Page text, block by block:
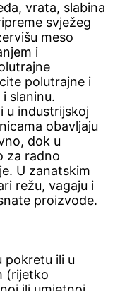
vrata, slabina
svježeg
meso
i
polutrajne i
slaninu.
u industrijskoj
obavljaju
dok u
za radno
U zanatskim
režu, vagaju i
proizvode.
pokretu ili u
(rijetko